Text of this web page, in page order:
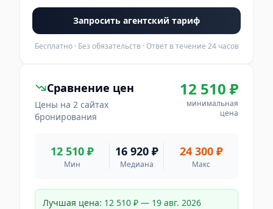
Запросить агентский тариф
Бесплатно · Без обязательств · Ответ в течение 24 часов
Сравнение цен
Цены на 2 сайтах
бронирования
12 510 ₽
минимальная
цена
12 510 ₽
Мин
16 920 ₽
Медиана
24 300 ₽
Макс
Лучшая цена: 12 510 ₽ — 19 авг. 2026